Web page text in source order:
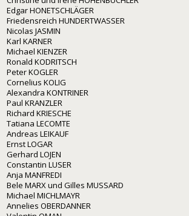
Edgar HONETSCHLÄGER
Friedensreich HUNDERTWASSER
Nicolas JASMIN
Karl KARNER
Michael KIENZER
Ronald KODRITSCH
Peter KOGLER
Cornelius KOLIG
Alexandra KONTRINER
Paul KRANZLER
Richard KRIESCHE
Tatiana LECOMTE
Andreas LEIKAUF
Ernst LOGAR
Gerhard LOJEN
Constantin LUSER
Anja MANFREDI
Bele MARX und Gilles MUSSARD
Michael MICHLMAYR
Annelies OBERDANNER